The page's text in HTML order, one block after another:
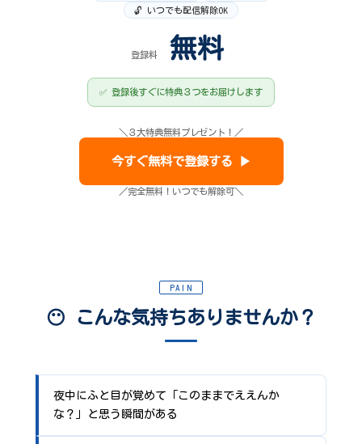
🔓 いつでも配信解除OK
登録料 無料
✅ 登録後すぐに特典３つをお届けします
＼３大特典無料プレゼント！／
今すぐ無料で登録する ▶
／完全無料！いつでも解除可＼
PAIN
😶 こんな気持ちありませんか？
夜中にふと目が覚めて「このままでええんか
な？」と思う瞬間がある